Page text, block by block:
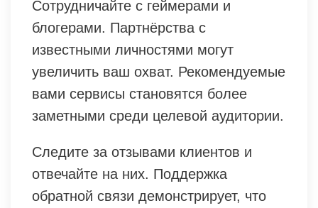
Сотрудничайте с геймерами и
блогерами. Партнёрства с
известными личностями могут
увеличить ваш охват. Рекомендуемые
вами сервисы становятся более
заметными среди целевой аудитории.
Следите за отзывами клиентов и
отвечайте на них. Поддержка
обратной связи демонстрирует, что